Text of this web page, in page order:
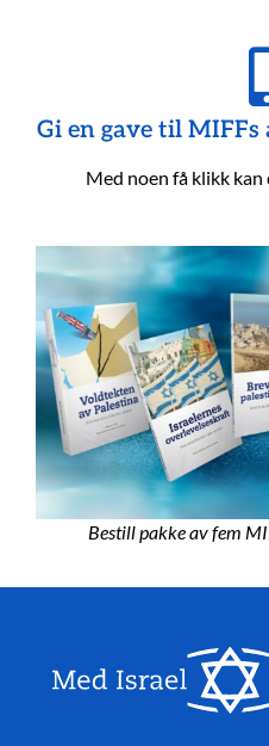
Gi en gave til
Med noen få klikk
Bestill pakke av fem